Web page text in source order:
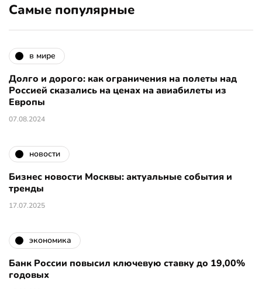
Самые популярные
в мире
Долго и дорого: как ограничения на полеты над
Россией сказались на ценах на авиабилеты из
Европы
07.08.2024
новости
Бизнес новости Москвы: актуальные события и
тренды
17.07.2025
экономика
Банк России повысил ключевую ставку до 19,00%
годовых